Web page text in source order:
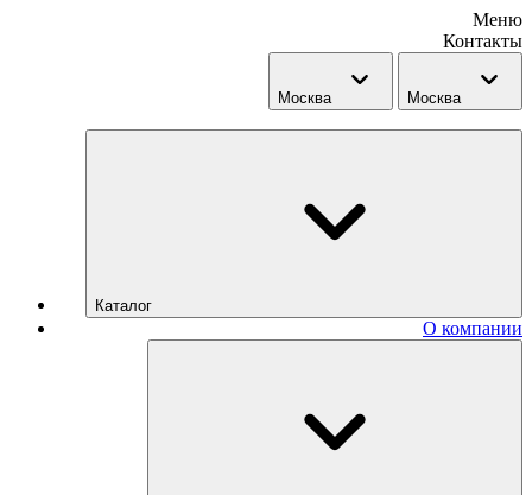
Меню
Контакты
Москва Москва
Каталог
О компании